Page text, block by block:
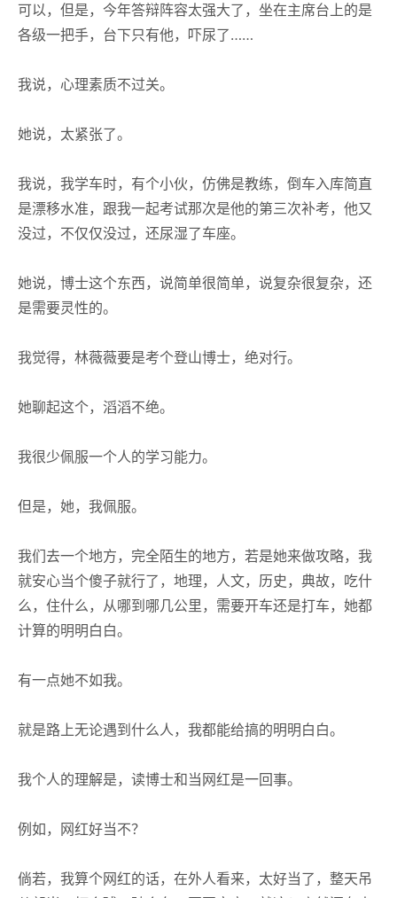
可以，但是，今年答辩阵容太强大了，坐在主席台上的是
各级一把手，台下只有他，吓尿了……
我说，心理素质不过关。
她说，太紧张了。
我说，我学车时，有个小伙，仿佛是教练，倒车入库简直
是漂移水准，跟我一起考试那次是他的第三次补考，他又
没过，不仅仅没过，还尿湿了车座。
她说，博士这个东西，说简单很简单，说复杂很复杂，还
是需要灵性的。
我觉得，林薇薇要是考个登山博士，绝对行。
她聊起这个，滔滔不绝。
我很少佩服一个人的学习能力。
但是，她，我佩服。
我们去一个地方，完全陌生的地方，若是她来做攻略，我
就安心当个傻子就行了，地理，人文，历史，典故，吃什
么，住什么，从哪到哪几公里，需要开车还是打车，她都
计算的明明白白。
有一点她不如我。
就是路上无论遇到什么人，我都能给搞的明明白白。
我个人的理解是，读博士和当网红是一回事。
例如，网红好当不？
倘若，我算个网红的话，在外人看来，太好当了，整天吊